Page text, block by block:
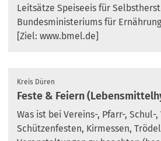
Leitsätze Speiseeis für
Bundesministeriums für
[Ziel: www.bmel.de]
Kreis Düren
Feste & Feiern
Was ist bei Vereins-, Pfarr-, Schul-,
Schützenfesten, Kirmessen,